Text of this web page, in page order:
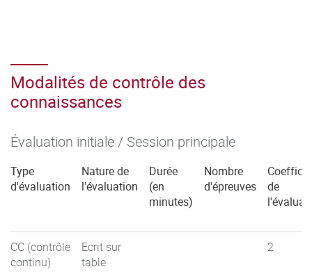
Modalités de contrôle des
connaissances
Évaluation initiale / Session principale
Type
d'évaluation
Nature de
l'évaluation
Durée
(en
minutes)
Nombre
d'épreuves
de
CC (contrôle
continu)
Ecrit sur
table
2